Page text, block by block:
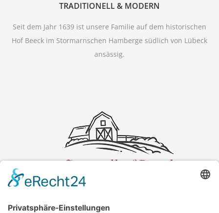
TRADITIONELL & MODERN
Seit dem Jahr 1639 ist unsere Familie auf dem historischen
Hof Beeck im Stormarnschen Hamberge südlich von Lübeck
ansässig.